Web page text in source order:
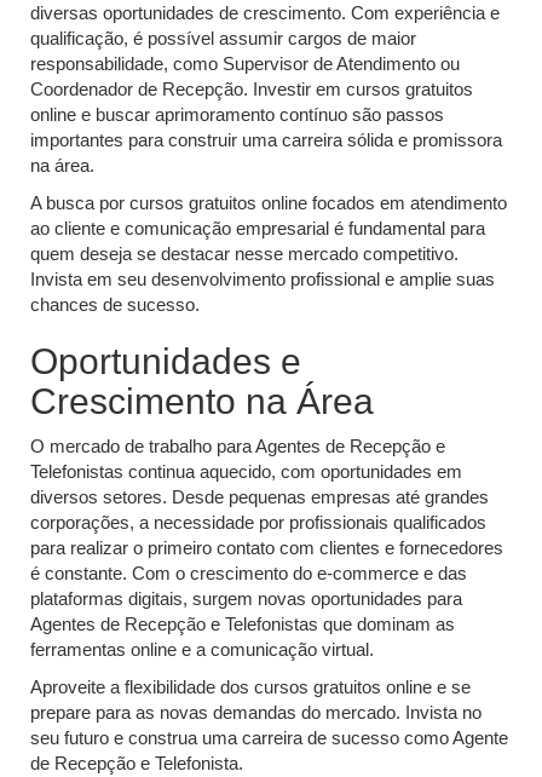
diversas oportunidades de crescimento. Com experiência e
qualificação, é possível assumir cargos de maior
responsabilidade, como Supervisor de Atendimento ou
Coordenador de Recepção. Investir em cursos gratuitos
online e buscar aprimoramento contínuo são passos
importantes para construir uma carreira sólida e promissora
na área.
A busca por cursos gratuitos online focados em atendimento
ao cliente e comunicação empresarial é fundamental para
quem deseja se destacar nesse mercado competitivo.
Invista em seu desenvolvimento profissional e amplie suas
chances de sucesso.
Oportunidades e
Crescimento na Área
O mercado de trabalho para Agentes de Recepção e
Telefonistas continua aquecido, com oportunidades em
diversos setores. Desde pequenas empresas até grandes
corporações, a necessidade por profissionais qualificados
para realizar o primeiro contato com clientes e fornecedores
é constante. Com o crescimento do e-commerce e das
plataformas digitais, surgem novas oportunidades para
Agentes de Recepção e Telefonistas que dominam as
ferramentas online e a comunicação virtual.
Aproveite a flexibilidade dos cursos gratuitos online e se
prepare para as novas demandas do mercado. Invista no
seu futuro e construa uma carreira de sucesso como Agente
de Recepção e Telefonista.